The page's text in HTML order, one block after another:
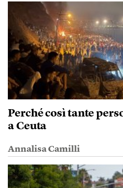
Perché così tante
a Ceuta
Annalisa Camilli